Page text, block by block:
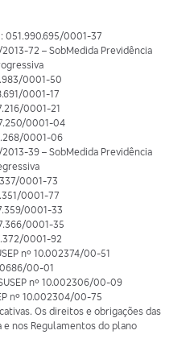
051.990.695/0001-37
72 – SobMedida Previdência
0001-50
0001-17
0001-21
0001-04
0001-06
39 – SobMedida Previdência
0001-73
0001-77
0001-33
0001-35
0001-92
nº 10.002374/00-51
00-01
nº 10.002306/00-09
nº 10.002304/00-75
Os direitos e obrigações das
nos Regulamentos do plano